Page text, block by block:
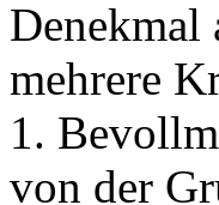
Denekmal
mehrere
1.
von der